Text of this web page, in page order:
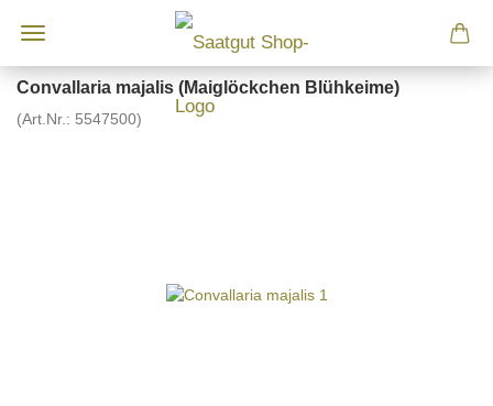
Convallaria majalis (Maiglöckchen Blühkeime)
(Art.Nr.: 5547500)